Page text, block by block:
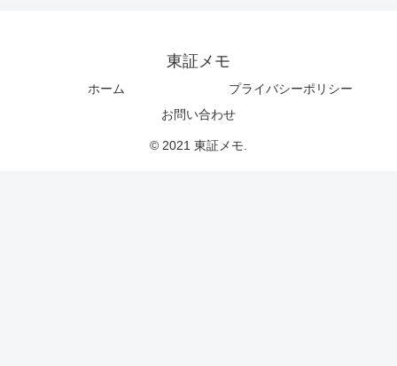
東証メモ
ホーム
プライバシーポリシー
お問い合わせ
© 2021 東証メモ.